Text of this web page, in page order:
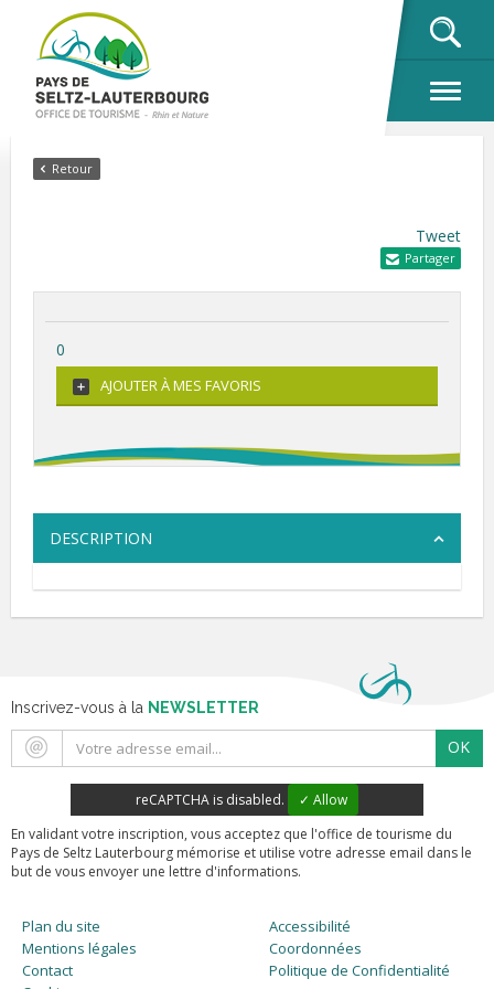
Retour
Tweet
Partager
0
AJOUTER À MES FAVORIS
DESCRIPTION
Inscrivez-vous à la NEWSLETTER
OK
reCAPTCHA is disabled.
✓ Allow
En validant votre inscription, vous acceptez que l'office de tourisme du
Pays de Seltz Lauterbourg mémorise et utilise votre adresse email dans le
but de vous envoyer une lettre d'informations.
Plan du site
Accessibilité
Mentions légales
Coordonnées
Contact
Politique de Confidentialité